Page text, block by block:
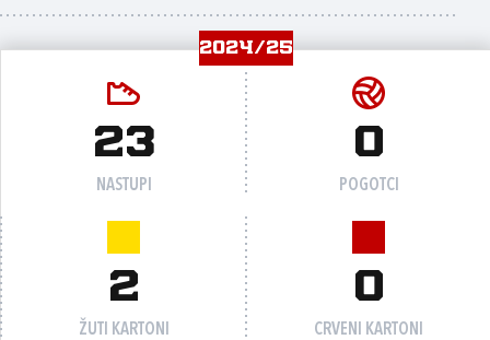
2024/25
23
NASTUPI
0
POGOTCI
2
ŽUTI KARTONI
0
CRVENI KARTONI